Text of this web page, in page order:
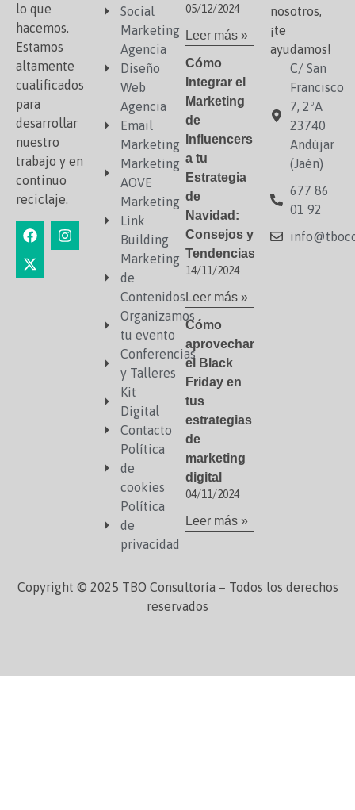
lo que
hacemos.
Estamos
altamente
cualificados
para
desarrollar
nuestro
trabajo y en
continuo
reciclaje.
Social
Marketing
Agencia
Diseño
Web
Agencia
Email
Marketing
Marketing
AOVE
Marketing
Link
Building
Marketing
de
Contenidos
Organizamos
tu evento
Conferencias
y Talleres
Kit
Digital
Contacto
Política
de
cookies
Política
de
privacidad
05/12/2024
Leer más »
Cómo
Integrar el
Marketing
de
Influencers
a tu
Estrategia
de
Navidad:
Consejos y
Tendencias
14/11/2024
Leer más »
Cómo
aprovechar
el Black
Friday en
tus
estrategias
de
marketing
digital
04/11/2024
Leer más »
nosotros,
¡te
ayudamos!
C/ San
Francisco
7, 2ºA
23740
Andújar
(Jaén)
677 86
01 92
Copyright © 2025 TBO Consultoría – Todos los derechos
reservados